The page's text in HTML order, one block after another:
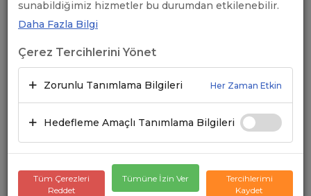
S&S - HATIRLATMA VE
HAKKINDA
10.12.2024 A+ A-
sunabildiğimiz hizmetler bu durumdan etkilenebilir.
Daha Fazla Bilgi
Çerez Tercihlerini Yönet
Zorunlu Tanımlama Bilgileri Her Zaman Etkin
Hedefleme Amaçlı Tanımlama Bilgileri
Tüm Çerezleri
Reddet
Tümüne İzin Ver
Tercihlerimi
Kaydet